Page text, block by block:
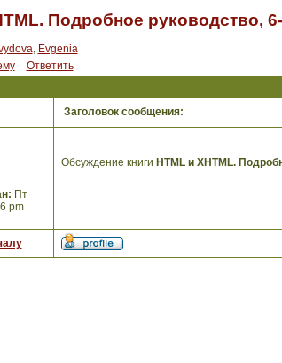
Подробное руководство,
, Evgenia
Ответить
Заголовок сообщения:
Пт
pm
Обсуждение книги HTML и XHTML.